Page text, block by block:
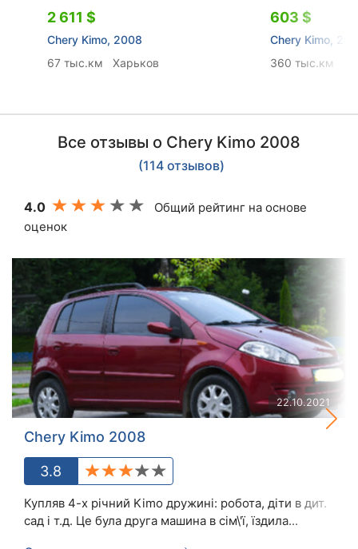
2 611 $
Chery Kimo, 2008
67 тыс.км
Харьков
603 $
Chery Kimo,
360 тыс.км
Все отзывы о Chery Kimo 2008
(114 отзывов)
4.0
Общий рейтинг на основе
оценок
22.10.2021
Chery Kimo 2008
3.8
Купляв 4-х річний Kimo дружині: робота, діти в дит.
сад і т.д. Це була друга машина в сім\'ї, їздила...